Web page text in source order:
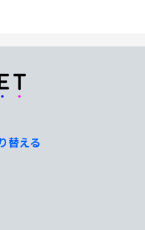
替える